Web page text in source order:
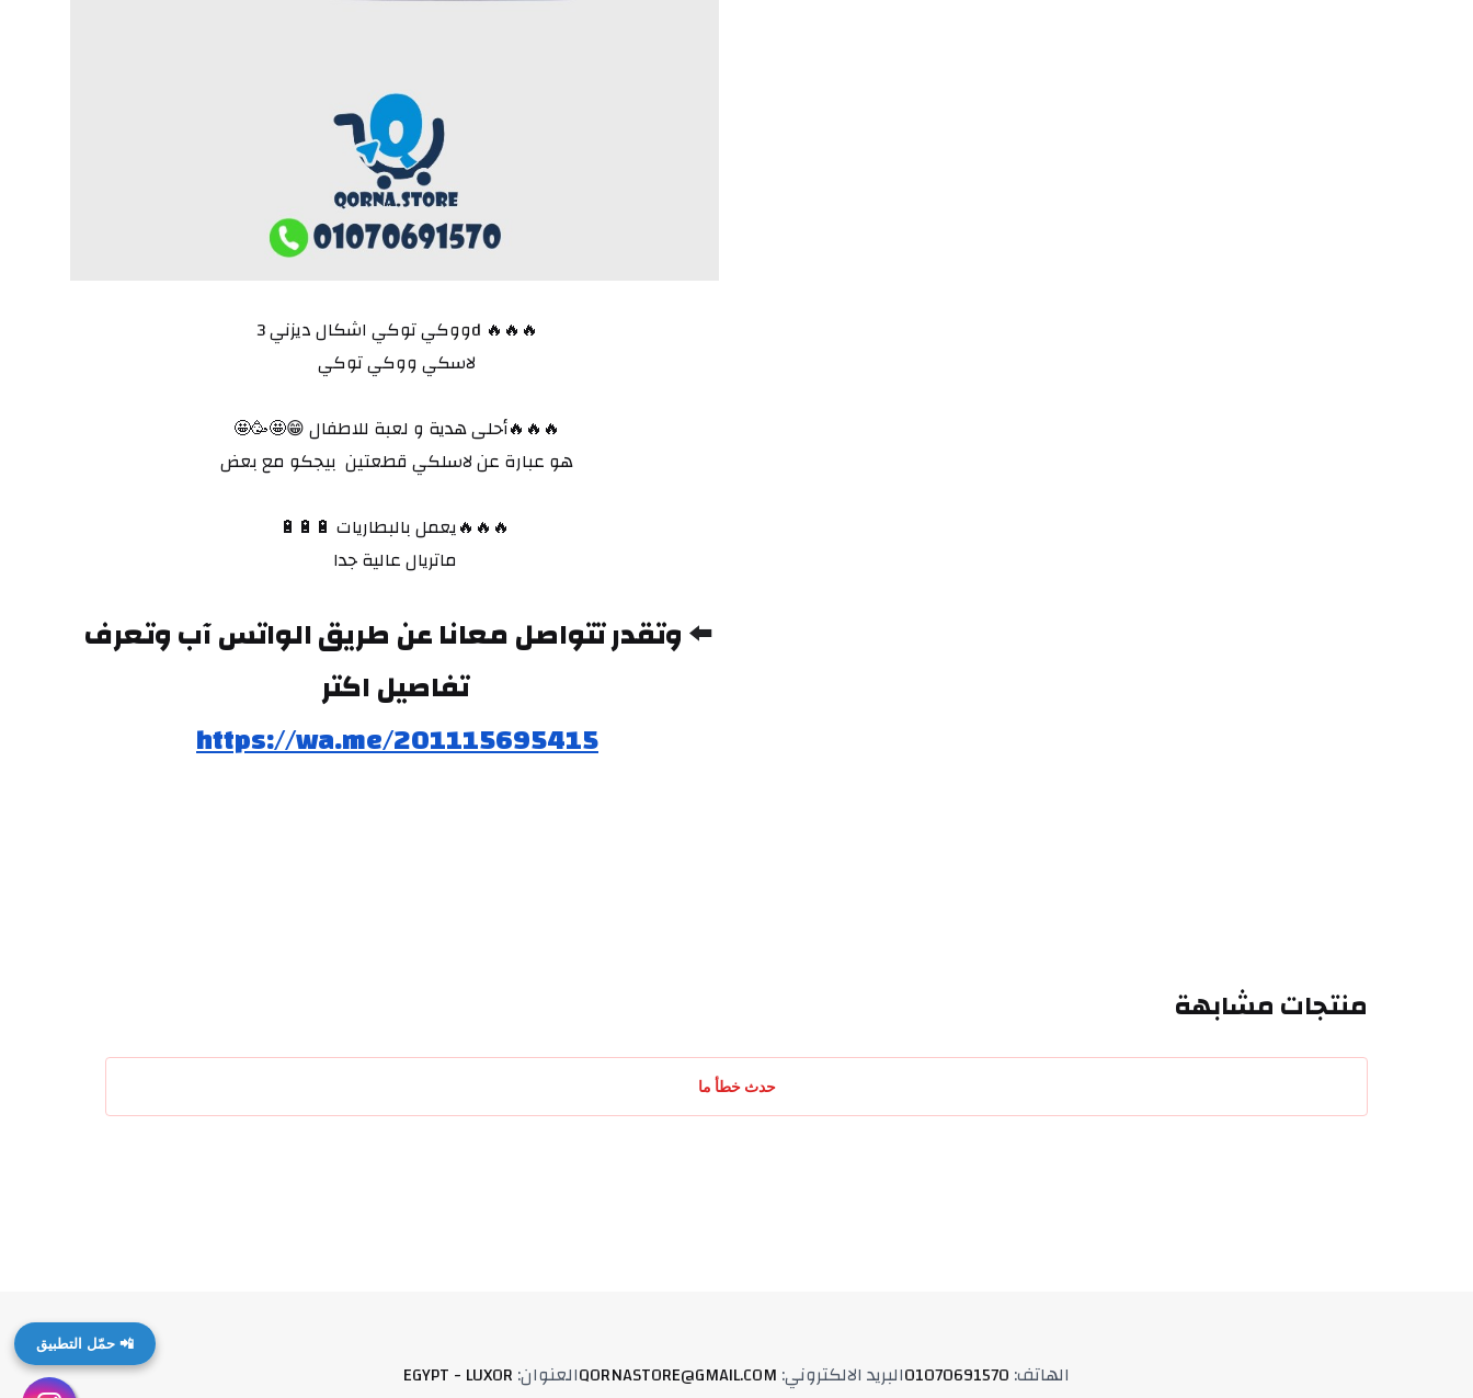
📲 حمّل التطبيق
🔥🔥🔥 dووكي توكي اشكال ديزني 3
لاسكي ووكي توكي
🔥🔥🔥أحلى هدية و لعبة للاطفال 😁🤩🥳🤩
هو عبارة عن لاسلكي قطعتين  بيجكو مع بعض
🔥🔥🔥يعمل بالبطاريات 🔋🔋🔋
ماتريال عالية جدا
⬅️
تفاصيل اكتر
https://wa.me/201115695415
منتجات مشابهة
حدث خطأ ما
الهاتف:
01070691570البريد الالكتروني:
QORNASTORE@GMAIL.COMالعنوان:
EGYPT - LUXOR